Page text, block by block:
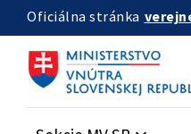
Preskocit na hlavný obsah
Oficiálna stránka